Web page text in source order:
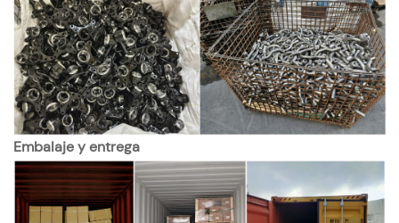
Embalaje y entrega